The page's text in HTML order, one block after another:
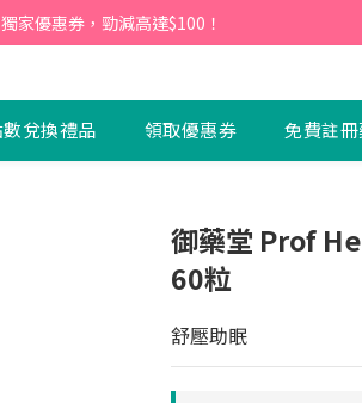
31日，首次下單輸入優惠碼「NEW95」即可享
家優惠券，勁減高達$100！
兌換禮品 領取優惠券 免費註
御藥堂 Prof
60粒
舒壓助眠